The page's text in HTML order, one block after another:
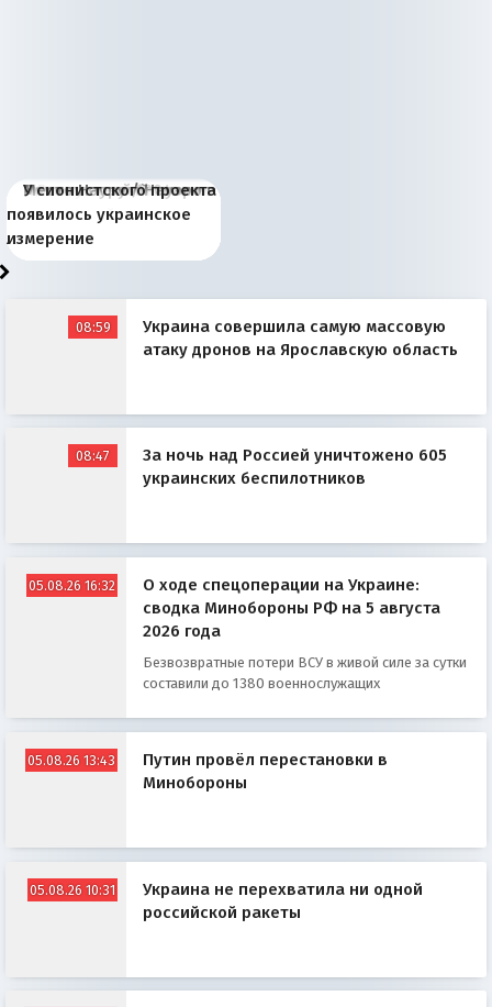
Киевская марионетка
Запада рассказала о
«переобувании» хозяев
В России назрели
перемены: 15 шагов к
суверенной экономике
Миграционный пожар
Европы
Россия начинает
сбрасывать балласт
Анкориджа
Россия зимой 1904
года: первые уступки во
внутренней политике
Русская нация вчера и
сегодня
Почему правый крах в
Варшаве не поможет её
отношениям с Россией?
Место Науру / Науэро в
современной истории
Южной Осетии
У сионистского проекта
появилось украинское
измерение
08:59
Украина совершила самую массовую
атаку дронов на Ярославскую область
08:47
За ночь над Россией уничтожено 605
украинских беспилотников
05.08.26 16:32
О ходе спецоперации на Украине:
сводка Минобороны РФ на 5 августа
2026 года
Безвозвратные потери ВСУ в живой силе за сутки
составили до 1380 военнослужащих
05.08.26 13:43
Путин провёл перестановки в
Минобороны
05.08.26 10:31
Украина не перехватила ни одной
российской ракеты